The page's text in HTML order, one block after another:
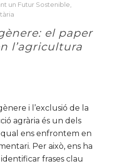
un Futur Sostenible
el paper
l’agricultura
i l’exclusió de la
agrària és un dels
qual ens enfrontem en
Per això, ens ha
frases clau